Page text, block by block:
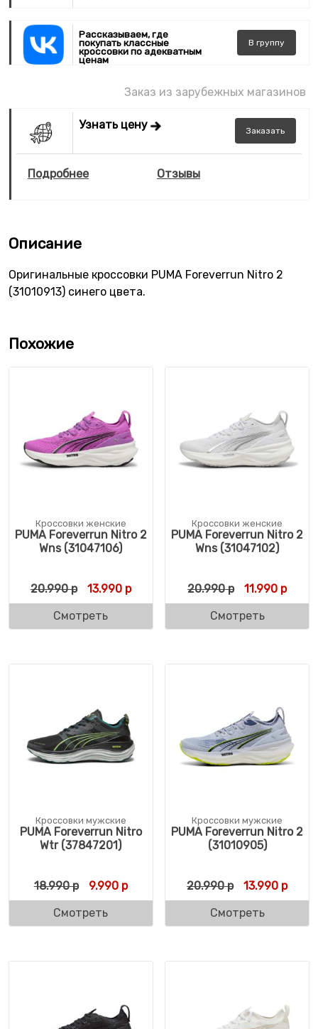
Рассказываем, где
покупать классные
кроссовки по адекватным
ценам
В группу
Заказ из зарубежных магазинов
Узнать цену Заказать
Подробнее Отзывы
Описание
Оригинальные кроссовки PUMA Foreverrun Nitro 2
(31010913) синего цвета.
Похожие
Кроссовки женские
PUMA Foreverrun Nitro 2
Wns (31047106)
20.990р Первоначальная цена составляла 20.990
13.990рТекущая цена: 13.990 р.
Смотреть
Кроссовки женские
PUMA Foreverrun Nitro 2
Wns (31047102)
20.990р 11.990 р
Смотреть
Кроссовки мужские
PUMA Foreverrun Nitro
Wtr (37847201)
18.990р Первоначальная цена составляла 18.990
9.990рТекущая цена: 9.990 р.
Смотреть
Кроссовки мужские
PUMA Foreverrun Nitro 2
(31010905)
20.990р 13.990 р
Смотреть